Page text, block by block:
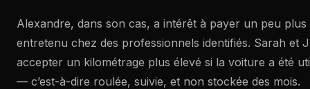
Alexandre, dans son cas, a intérêt à payer un peu
entretenu chez des professionnels identifiés. Sarah et
accepter un kilométrage plus élevé si la voiture a été
— c’est-à-dire roulée, suivie, et non stockée des mois.